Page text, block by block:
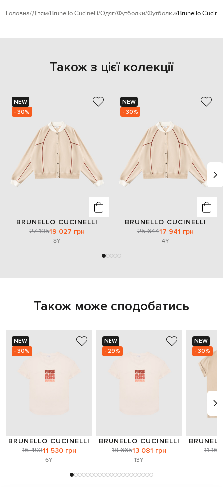
Головна Дітям Brunello Cucinelli Одяг Футболки Футболки Brunello
Також з цієї колекції
NEW
- 30%
BRUNELLO CUCINELLI
27 19519 027 грн
8Y
NEW
- 30%
BRUNELLO CUCINELLI
25 64417 941 грн
4Y
Також може сподобатись
NEW
- 30%
BRUNELLO CUCINELLI
16 49311 530 грн
6Y
NEW
- 29%
BRUNELLO CUCINELLI
18 66513 081 грн
13Y
NEW
- 30%
11 168